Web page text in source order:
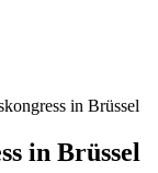
in Brüssel
in Brüssel